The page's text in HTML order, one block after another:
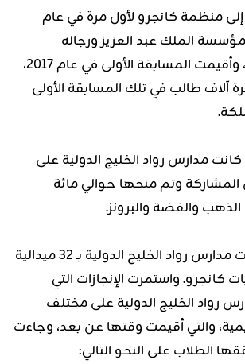
منظمة كانجرو لأول مرة في عام
مؤسسة الملك عبد العزيز ورجاله
للمواهب والإبداع، وأقيمت المسابقة الأولى في عام 2017،
آلاف طالب في تلك المسابقة الأولى
كانت مدارس رواد الخليج الدولية على
وتم منحها حوالي مائة
الذهب والفضة والبرونز.
في عام 2020، فازت مدارس رواد الخليج الدولية بـ 32 ميدالية
كانجرو. واستمرت الإنجازات التي
رواد الخليج الدولية على مختلف
والتي أقيمت وقتها عن بعد، وجاءت
الطلاب على النحو التالي: